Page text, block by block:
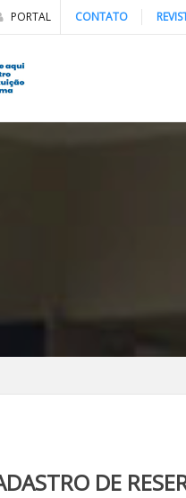
PORTAL CONTATO
DE